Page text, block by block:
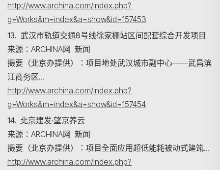
http://www.archina.com/index.php?
g=Works&m=index&a=show&id=157453
13. 武汉市轨道交通8号线徐家棚站区间配套综合开发项目
来源：ARCHINA网 新闻
撮要（北京办提供）：项目地处武汉城市副中心——武昌滨
江商务区…
http://www.archina.com/index.php?
g=Works&m=index&a=show&id=157454
14. 北京建发·望京养云
来源：ARCHINA网 新闻
撮要（北京办提供）：项目全面应用超低能耗被动式建筑…
http://www.archina.com/index.php?